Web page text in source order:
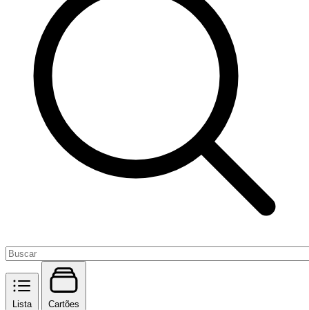
Lista Cartões